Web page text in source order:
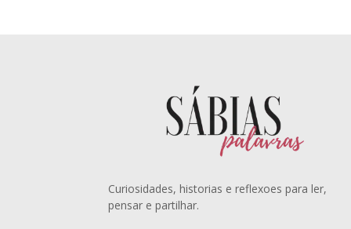
Curiosidades, historias e reflexoes para ler,
pensar e partilhar.